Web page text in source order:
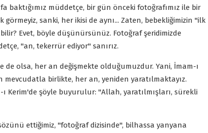
baktığımız müddetçe, bir gün önceki fotoğrafımız ile bir
sanki, her ikisi de aynı... Zaten, bebekliğimizin "ilk
Evet, böyle düşünürsünüz. Fotoğraf şeridimizde
"an, tekerrür ediyor" sanırız.
de olsa, her an değişmekte olduğumuzdur. Yani, İmam-ı
birlikte, her an, yeniden yaratılmaktayız.
Kerim'de şöyle buyurulur: "Allah, yaratılmışları, sürekli
ettiğimiz, "fotoğraf dizisinde", bilhassa yanyana